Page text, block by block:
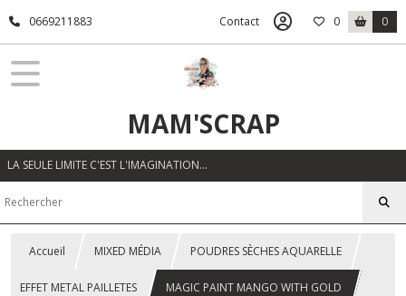
0669211883 Contact 0 0
MAM'SCRAP
LA SEULE LIMITE C'EST L'IMAGINATION…
Accueil MIXED MÉDIA POUDRES SÈCHES AQUARELLE
EFFET METAL PAILLETES MAGIC PAINT MANGO WITH GOLD